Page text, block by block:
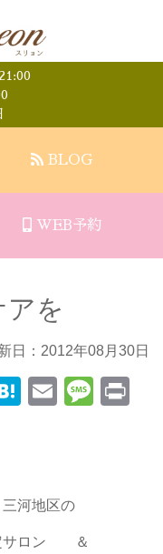
BLOG
WEB予約
を
日：2012年08月30日
Hatena
Email
河地区の
サロン ＆